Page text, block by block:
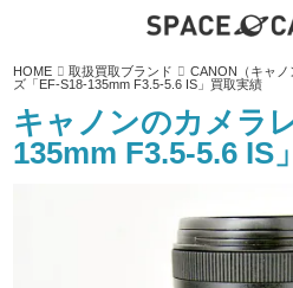
容
キ
ッ
プ
HOME 取扱買取ブランド CANON（キャノ
ズ「EF-S18-135mm F3.5-5.6 IS」買取実績
キャノンのカメラ
135mm F3.5-5.6 IS